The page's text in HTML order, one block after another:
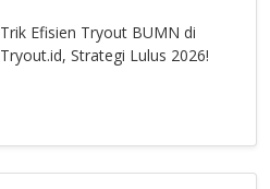
Trik Efisien Tryout BUMN di
Tryout.id, Strategi Lulus 2026!